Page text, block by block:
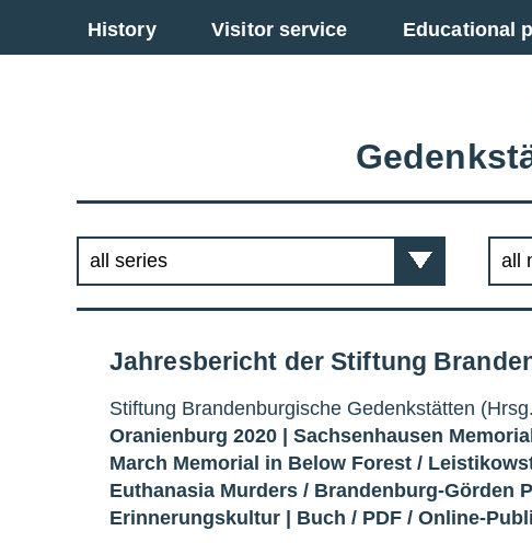
History Visitor service Educational
Go back to overview
Jahresbericht der Stiftung
Stiftung Brandenburgische Gedenkstätten
Oranienburg 2020 | Sachsenhausen
March Memorial in Below Forest /
Euthanasia Murders / Brandenburg-Görden
Erinnerungskultur | Buch / PDF / Online-